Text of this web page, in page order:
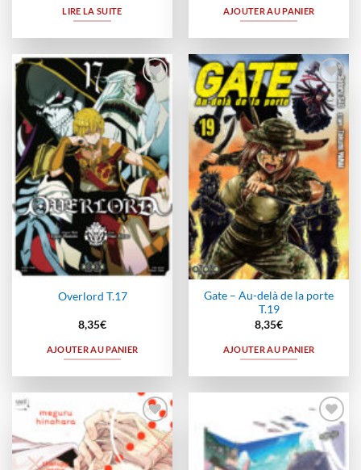
LIRE LA SUITE AJOUTER AU PANIER
Ajouter
à la
wishlist
Overlord T.17
8,35€
AJOUTER AU PANIER
Ajouter
à la
wishlist
Gate – Au-delà de la porte
T.19
8,35€
AJOUTER AU PANIER
Ajouter
à la
wishlist
Ajouter
à la
wishlist